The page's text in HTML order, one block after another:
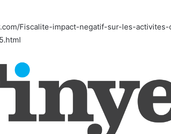
Fiscalite-impact-negatif-sur-les-